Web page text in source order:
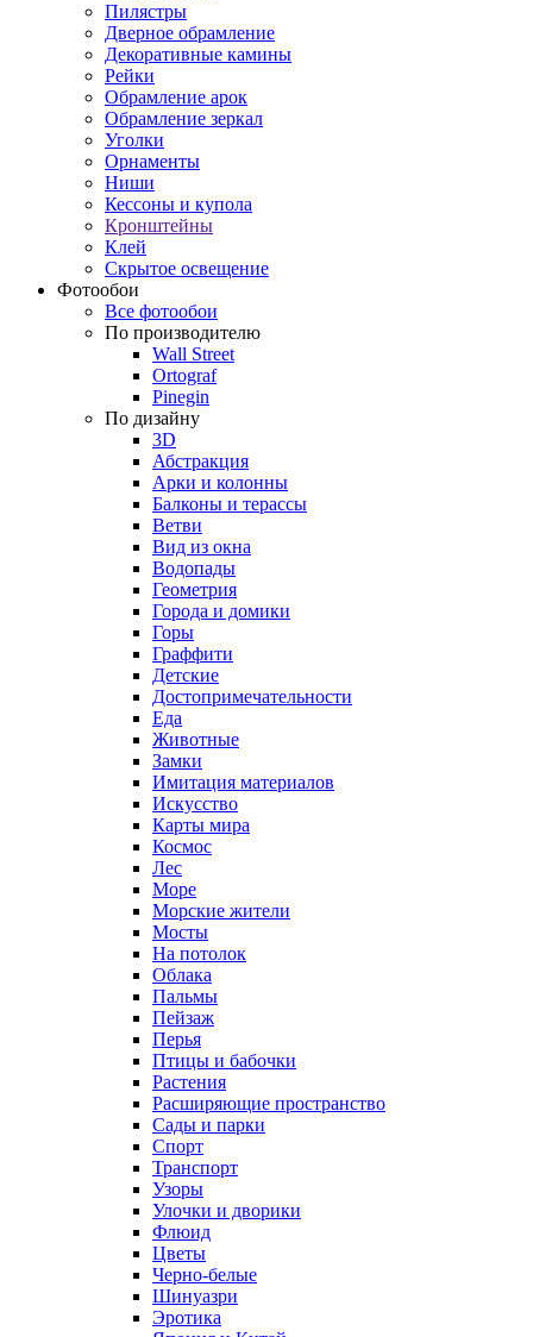
Пилястры
Дверное обрамление
Декоративные камины
Рейки
Обрамление арок
Обрамление зеркал
Уголки
Орнаменты
Ниши
Кессоны и купола
Кронштейны
Клей
Скрытое освещение
Фотообои
Все фотообои
По производителю
Wall Street
Ortograf
Pinegin
По дизайну
3D
Абстракция
Арки и колонны
Балконы и терассы
Ветви
Вид из окна
Водопады
Геометрия
Города и домики
Горы
Граффити
Детские
Достопримечательности
Еда
Животные
Замки
Имитация материалов
Искусство
Карты мира
Космос
Лес
Море
Морские жители
Мосты
На потолок
Облака
Пальмы
Пейзаж
Перья
Птицы и бабочки
Растения
Расширяющие пространство
Сады и парки
Спорт
Транспорт
Узоры
Улочки и дворики
Флюид
Цветы
Черно-белые
Шинуазри
Эротика